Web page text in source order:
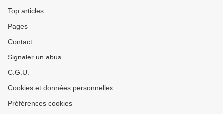
Top articles
Pages
Contact
Signaler un abus
C.G.U.
Cookies et données personnelles
Préférences cookies